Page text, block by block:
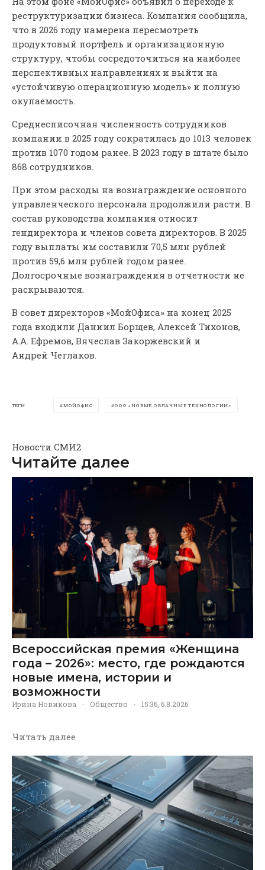
реструктуризации бизнеса. Компания сообщила,
что в 2026 году намерена пересмотреть
продуктовый портфель и организационную
структуру, чтобы сосредоточиться на наиболее
перспективных направлениях и выйти на
«устойчивую операционную модель» и полную
окупаемость.
Среднесписочная численность сотрудников
компании в 2025 году сократилась до 1013 человек
против 1070 годом ранее. В 2023 году в штате было
868 сотрудников.
При этом расходы на вознаграждение основного
управленческого персонала продолжили расти. В
состав руководства компания относит
гендиректора и членов совета директоров. В 2025
году выплаты им составили 70,5 млн рублей
против 59,6 млн рублей годом ранее.
Долгосрочные вознаграждения в отчетности не
раскрываются.
В совет директоров «МойОфиса» на конец 2025
года входили Даниил Борщев, Алексей Тихонов,
А.А. Ефремов, Вячеслав Закоржевский и
Андрей Чеглаков.
ТЕГИ МОЙОФИС ООО «НОВЫЕ ОБЛАЧНЫЕ ТЕХНОЛОГИИ»
Новости СМИ2
Читайте далее
Всероссийская премия «Женщина
года – 2026»: место, где рождаются
новые имена, истории и
возможности
Ирина Новикова · Общество · 15:36, 6.8.2026
Читать далее